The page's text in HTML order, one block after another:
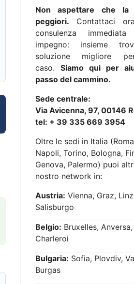
Non aspettare che la
peggiori. Contattaci
consulenza
impegno: insieme
soluzione migliore
caso. Siamo qui per
passo del cammino.
Sede centrale:
Via Avicenna, 97, 00146
tel: + 39 335 669 3954
Oltre le sedi in Italia
Napoli, Torino, Bologna,
Genova, Palermo) puoi
nostro network in:
Austria: Vienna, Graz,
Salisburgo
Belgio: Bruxelles,
Charleroi
Bulgaria: Sofia, Plovdiv,
Burgas